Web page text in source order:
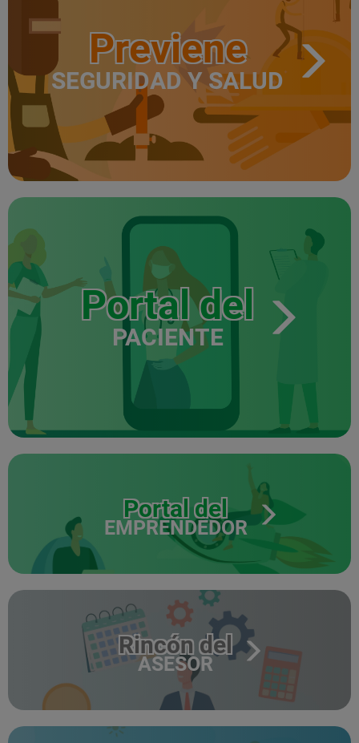
Previene
SEGURIDAD Y SALUD
Portal del
PACIENTE
Portal del
EMPRENDEDOR
Rincón del
ASESOR